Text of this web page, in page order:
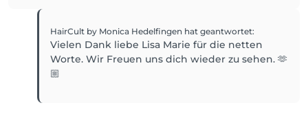
HairCult by Monica Hedelfingen hat geantwortet:
Vielen Dank liebe Lisa Marie für die netten
Worte. Wir Freuen uns dich wieder zu sehen. 🫶
🏼